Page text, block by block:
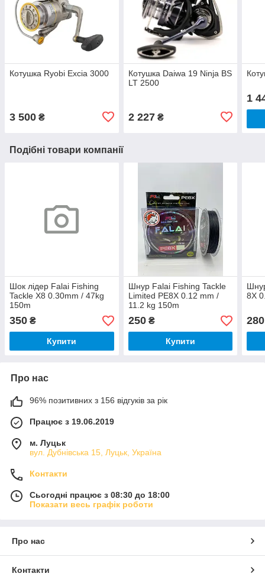
Котушка Ryobi Excia 3000
3 500 ₴
Котушка Daiwa 19 Ninja BS
LT 2500
2 227₴
1
Подібні товари компанії
Шок лідер Falai Fishing
Tackle X8 0.30mm / 47kg
150m
350 ₴
Купити
Шнур Falai Fishing Tackle
Limited PE8X 0.12 mm /
11.2 kg 150m
250₴
Купити
8X
280
Про нас
96% позитивних з 156 відгуків за рік
Працює з 19.06.2019
м. Луцьк
вул. Дубнівська 15, Луцьк, Україна
Контакти
Сьогодні працює з 08:30 до 18:00
Показати весь графік роботи
Про нас
Контакти